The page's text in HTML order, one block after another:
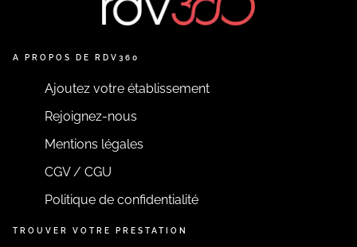
A PROPOS DE RDV360
Ajoutez votre établissement
Rejoignez-nous
Mentions légales
CGV / CGU
Politique de confidentialité
TROUVER VOTRE PRESTATION